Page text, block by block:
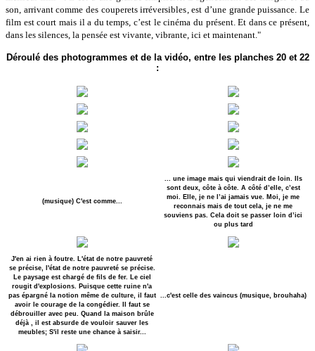
son, arrivant comme des couperets irréversibles, est d’une grande puissance. Le
film est court mais il a du temps, c’est le cinéma du présent. Et dans ce présent,
dans les silences, la pensée est vivante, vibrante, ici et maintenant."
Déroulé des photogrammes et de la vidéo, entre les planches 20 et 22
:
(musique) C'est comme...
... une image mais qui viendrait de loin. Ils
sont deux, côte à côte. A côté d’elle, c’est
moi. Elle, je ne l’ai jamais vue. Moi, je me
reconnais mais de tout cela, je ne me
souviens pas. Cela doit se passer loin d’ici
ou plus tard
J'en ai rien à foutre. L'état de notre pauvreté
se précise, l'état de notre pauvreté se précise.
Le paysage est chargé de fils de fer. Le ciel
rougit d'explosions. Puisque cette ruine n'a
pas épargné la notion même de culture, il faut
avoir le courage de la congédier. Il faut se
débrouiller avec peu. Quand la maison brûle
déjà , il est absurde de vouloir sauver les
meubles; S'il reste une chance à saisir...
...c'est celle des vaincus (musique, brouhaha)